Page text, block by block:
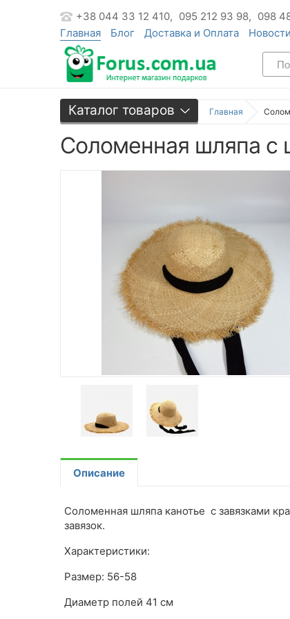
+38 044 33 12 410, 095 212 93 98, 098
Главная
Блог Доставка и Оплата Новости
Каталог товаров Главная
Соломенная шляпа с
Описание
Соломенная шляпа канотье с завязками
завязок.
Характеристики:
Размер: 56-58
Диаметр полей 41 см